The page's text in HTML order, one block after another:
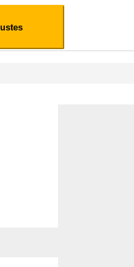
web, los datos pueden
estar relacionada contigo, tus
correctamente. Por lo